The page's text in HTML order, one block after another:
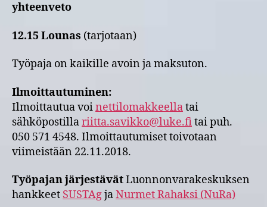
yhteenveto
12.15 Lounas (tarjotaan)
Työpaja on kaikille avoin ja maksuton.
Ilmoittautuminen:
Ilmoittautua voinettilomakkeellatai
sähköpostillariitta.savikko@luke.fitai puh.
050 571 4548. Ilmoittautumiset toivotaan
viimeistään 22.11.2018.
Työpajan järjestävätLuonnonvarakeskuksen
hankkeet SUSTAgjaNurmet Rahaksi (NuRa)